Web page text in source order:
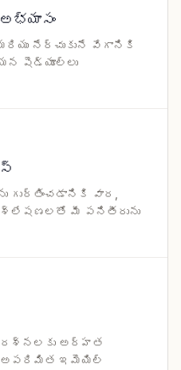
నేర్చుకునే వేగానికి
షెడ్యూల్‌లు
గుర్తించడానికి వార,
మీ పనితీరును
అర్హత
అపరిమిత ఇమెయిల్